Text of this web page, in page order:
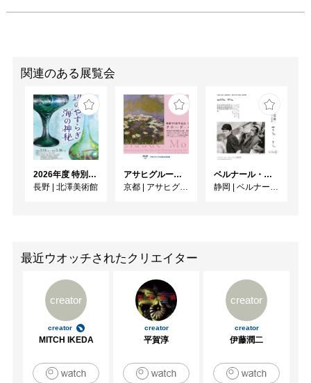
関連のある展覧会
2026年度 特別展「ガレとドーム、アール･ヌーヴォーのガラス 水辺のやすらぎ、海の神秘」
長野 | 北澤美術館
アサヒグループ大山崎山荘美術館 開館30周年記念展「没後100年 クロード・モネ」
京都 | アサヒグループ大山崎山荘美術館
ベルナール・ビュフェと写真 ーカメラがとらえたビュフェとその時代、そして21 世紀へ
静岡 | ベルナール・ビュフェ美術館
最近ウオッチされたクリエイター
creator
creator
MITCH IKEDA
creator
平賀淳
creator
creator
伊藤潤二